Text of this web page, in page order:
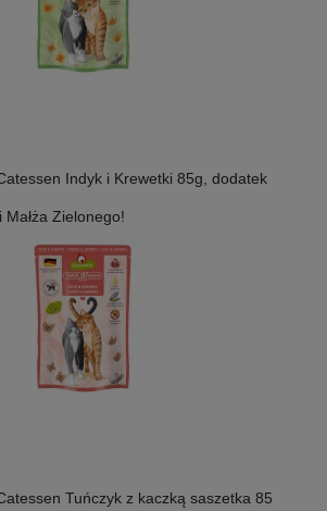
Indyk i Krewetki 85g, dodatek
Zielonego!
Tuńczyk z kaczką saszetka 85